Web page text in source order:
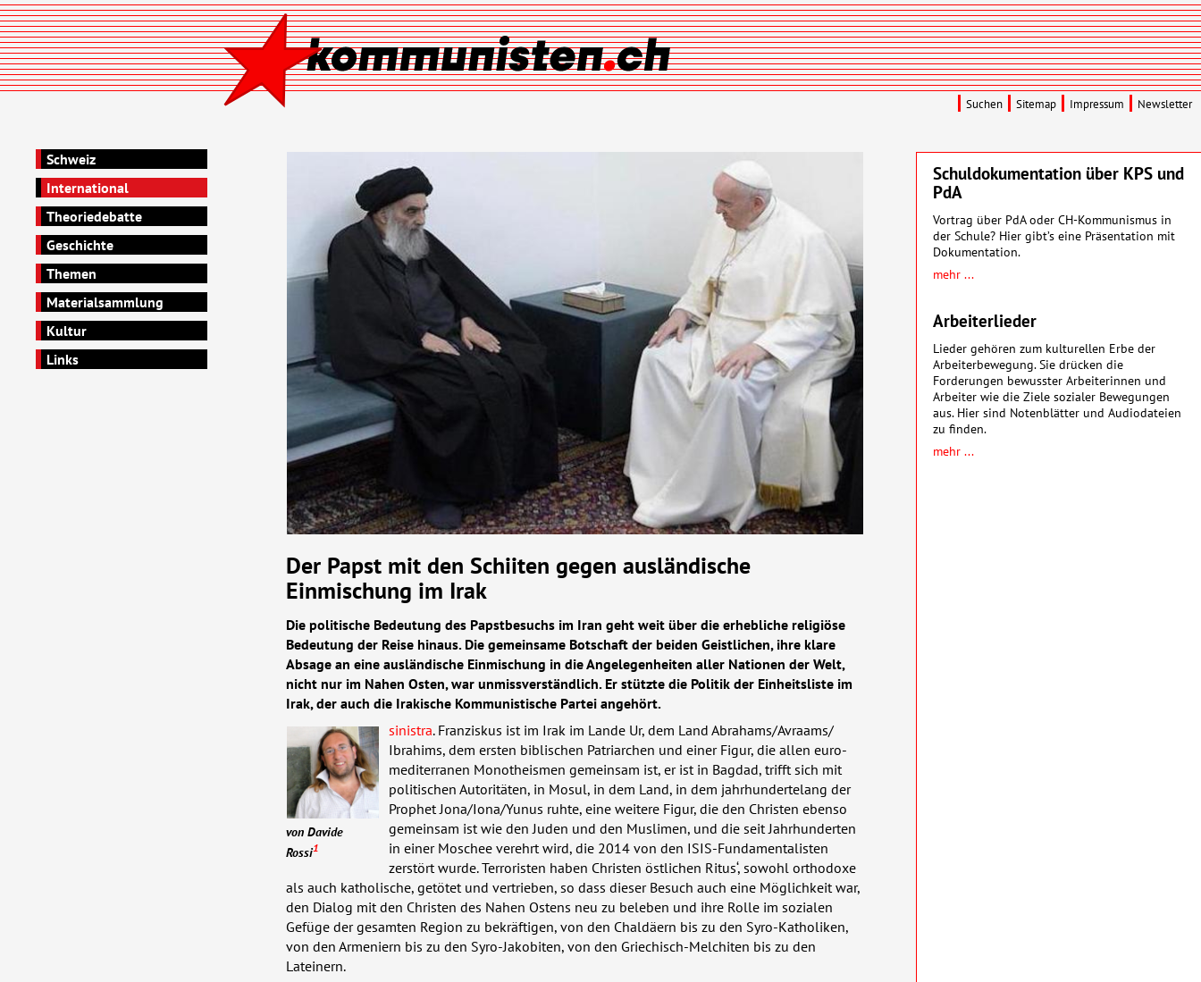
Schweiz
International
Theoriedebatte
Geschichte
Themen
Materialsammlung
Kultur
Links
Der Papst mit den Schiiten gegen ausländische
Einmischung im Irak
Die politische Bedeutung des Papstbesuchs im Iran geht weit über die erhebliche religiöse
Bedeutung der Reise hinaus. Die gemeinsame Botschaft der beiden Geistlichen, ihre klare
Absage an eine ausländische Einmischung in die Angelegenheiten aller Nationen der Welt,
nicht nur im Nahen Osten, war unmissverständlich. Er stützte die Politik der Einheitsliste im
Irak, der auch die Irakische Kommunistische Partei angehört.
von Davide
Rossi1
sinistra. Franziskus ist im Irak im Lande Ur, dem Land Abrahams/Avraams/
Ibrahims, dem ersten biblischen Patriarchen und einer Figur, die allen euro-
mediterranen Monotheismen gemeinsam ist, er ist in Bagdad, trifft sich mit
politischen Autoritäten, in Mosul, in dem Land, in dem jahrhundertelang der
Prophet Jona/Iona/Yunus ruhte, eine weitere Figur, die den Christen ebenso
gemeinsam ist wie den Juden und den Muslimen, und die seit Jahrhunderten
in einer Moschee verehrt wird, die 2014 von den ISIS-Fundamentalisten
zerstört wurde. Terroristen haben Christen östlichen Ritus‘, sowohl orthodoxe
als auch katholische, getötet und vertrieben, so dass dieser Besuch auch eine Möglichkeit war,
den Dialog mit den Christen des Nahen Ostens neu zu beleben und ihre Rolle im sozialen
Gefüge der gesamten Region zu bekräftigen, von den Chaldäern bis zu den Syro-Katholiken,
von den Armeniern bis zu den Syro-Jakobiten, von den Griechisch-Melchiten bis zu den
Lateinern.
Schuldokumentation über KPS und
PdA
Vortrag über PdA oder CH-Kommunismus in
der Schule? Hier gibt’s eine Präsentation mit
Dokumentation.
mehr ...
Arbeiterlieder
Lieder gehören zum kulturellen Erbe der
Arbeiterbewegung. Sie drücken die
Forderungen bewusster Arbeiterinnen und
Arbeiter wie die Ziele sozialer Bewegungen
aus. Hier sind Notenblätter und Audiodateien
zu finden.
mehr ...
Suchen Sitemap Impressum Newsletter